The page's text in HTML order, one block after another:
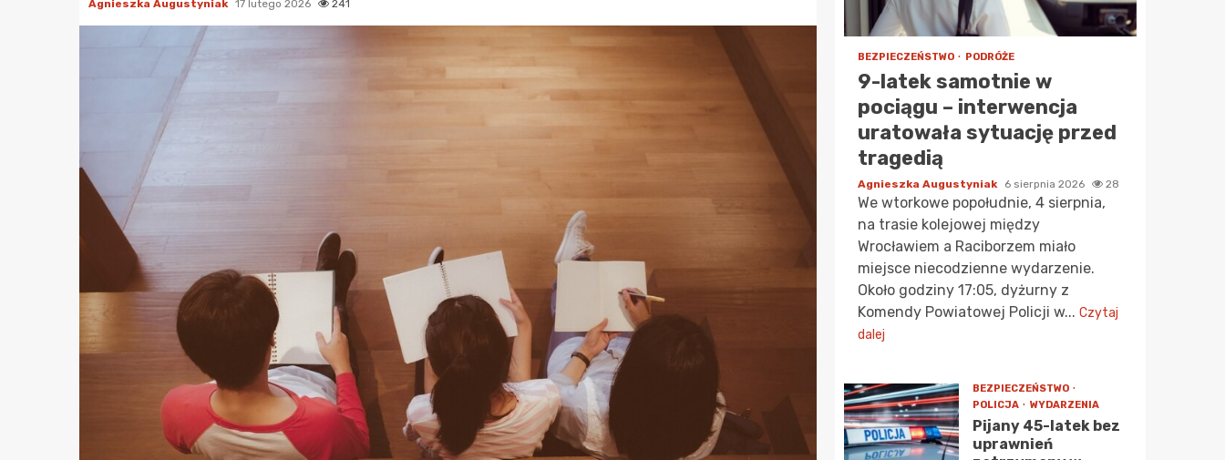
Agnieszka Augustyniak 17 lutego 2026 241
BEZPIECZEŃSTWO PODRÓŻE
9-latek samotnie w
pociągu – interwencja
uratowała sytuację przed
tragedią
Agnieszka Augustyniak 6 sierpnia 2026 28
We wtorkowe popołudnie, 4 sierpnia,
na trasie kolejowej między
Wrocławiem a Raciborzem miało
miejsce niecodzienne wydarzenie.
Około godziny 17:05, dyżurny z
Komendy Powiatowej Policji w... Czytaj
dalej
BEZPIECZEŃSTWO
POLICJA
WYDARZENIA
Pijany 45-latek bez
uprawnień